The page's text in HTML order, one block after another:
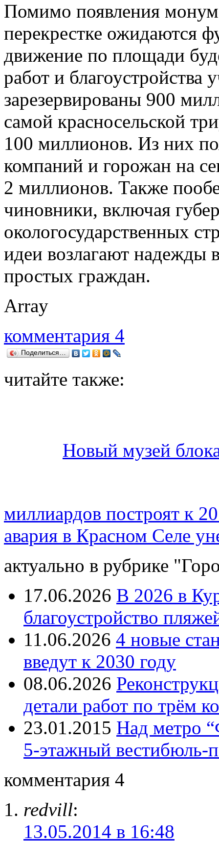
Помимо появления
перекрестке ожидаются
движение по площади
работ и благоустройства
зарезервированы 900
самой красносельской
100 миллионов. Из них
компаний и горожан на
2 миллионов. Также
чиновники, включая
окологосударственных
идеи возлагают надежды
простых граждан.
Array
комментария 4
Поделиться…
читайте также:
Новый музей
миллиардов построят к
авария в Красном Селе
актуально в рубрике
17.06.2026 В 2026 в
благоустройство
11.06.2026 4 новые
введут к 2030 году
08.06.2026
детали работ по трём
23.01.2015 Над метро
5-этажный вестибюль-
комментария 4
redvill:
13.05.2014 в 16:48